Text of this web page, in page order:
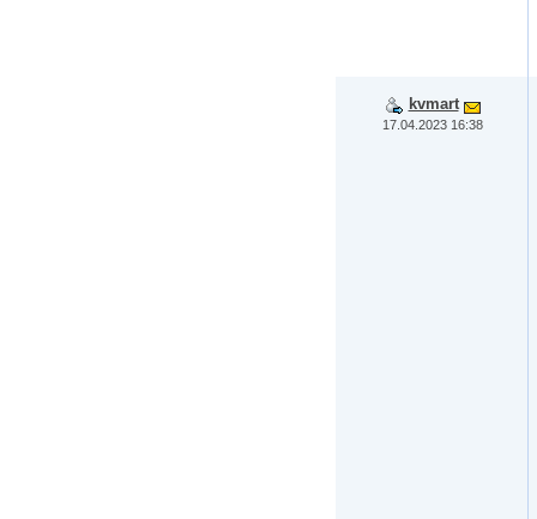
kvmart
17.04.2023 16:38